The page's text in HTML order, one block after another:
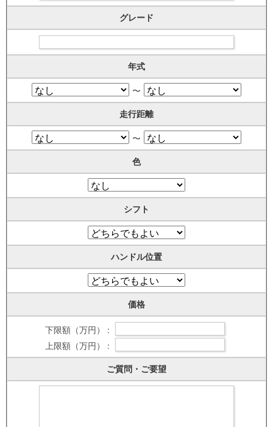
グレード
年式
〜
走行距離
〜
色
シフト
ハンドル位置
価格
下限額（万円） :
上限額（万円） :
ご質問・ご要望